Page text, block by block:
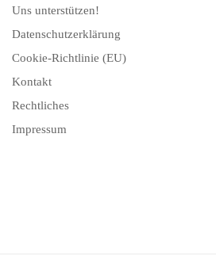
Uns unterstützen!
Datenschutzerklärung
Cookie-Richtlinie (EU)
Kontakt
Rechtliches
Impressum